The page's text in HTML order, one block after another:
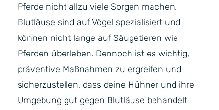
Pferde nicht allzu viele Sorgen machen.
Blutläuse sind auf Vögel spezialisiert und
können nicht lange auf Säugetieren wie
Pferden überleben. Dennoch ist es wichtig,
präventive Maßnahmen zu ergreifen und
sicherzustellen, dass deine Hühner und ihre
Umgebung gut gegen Blutläuse behandelt